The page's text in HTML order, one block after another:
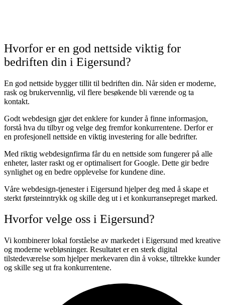
Hvorfor er en god nettside viktig for
bedriften din i Eigersund?
En god nettside bygger tillit til bedriften din. Når siden er moderne,
rask og brukervennlig, vil flere besøkende bli værende og ta
kontakt.
Godt webdesign gjør det enklere for kunder å finne informasjon,
forstå hva du tilbyr og velge deg fremfor konkurrentene. Derfor er
en profesjonell nettside en viktig investering for alle bedrifter.
Med riktig webdesignfirma får du en nettside som fungerer på alle
enheter, laster raskt og er optimalisert for Google. Dette gir bedre
synlighet og en bedre opplevelse for kundene dine.
Våre webdesign-tjenester i Eigersund hjelper deg med å skape et
sterkt førsteinntrykk og skille deg ut i et konkurransepreget marked.
Hvorfor velge oss i Eigersund?
Vi kombinerer lokal forståelse av markedet i Eigersund med kreative
og moderne webløsninger. Resultatet er en sterk digital
tilstedeværelse som hjelper merkevaren din å vokse, tiltrekke kunder
og skille seg ut fra konkurrentene.